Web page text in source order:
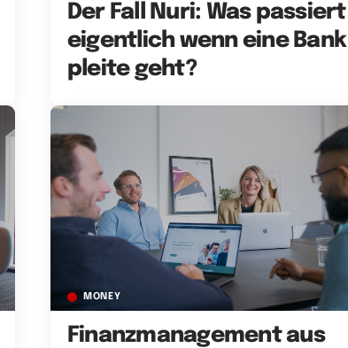
Der Fall Nuri: Was passiert
eigentlich wenn eine Bank
pleite geht?
MONEY
Finanzmanagement aus